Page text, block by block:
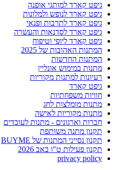
גיפט קארד למותגי אופנה
גיפט קארד לנופש ולמלונות
גיפט קארד לתרבות ופנאי
גיפט קארד לסדנאות והעשרה
גיפט קארד ליופי וטיפוח
המתנות האהובות של 2025
המתנות החדשות
מתנות במימוש אונליין
רעיונות למתנות מקוריות
גיפט קארד
חוויות משפחתיות
מתנות מומלצות לחג
מתנות מקוריות לאישה
חברות וארגונים - מתנות לעובדים
תקנון מתנה משותפת
תקנון נסייני המתנות של BUYME
תקנון פעילות ט"ו באב 2026
privacy policy